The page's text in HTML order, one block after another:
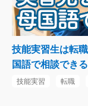
技能実習生は転
国語で相談でき
技能実習 転職